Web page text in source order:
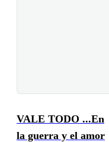
VALE TODO ...En
la guerra y el amor